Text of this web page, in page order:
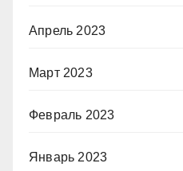
Апрель 2023
Март 2023
Февраль 2023
Январь 2023